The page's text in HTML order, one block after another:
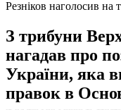
Резніков наголосив на
З трибуни
нагадав про
України, яка
правок в